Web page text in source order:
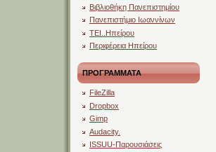
Βιβλιοθήκη Πανεπιστημίου
Πανεπιστήμιο Ιωαννίνων
ΤΕΙ..Ηπείρου
Περιφέρεια Ηπείρου
ΠΡΟΓΡΑΜΜΑΤΑ
FileZilla
Dropbox
Gimp
Audacity.
ISSUU-Παρουσιάσεις